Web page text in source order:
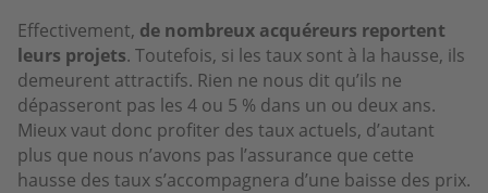
Effectivement, de nombreux acquéreurs reportent
leurs projets. Toutefois, si les taux sont à la hausse, ils
demeurent attractifs. Rien ne nous dit qu’ils ne
dépasseront pas les 4 ou 5 % dans un ou deux ans.
Mieux vaut donc profiter des taux actuels, d’autant
plus que nous n’avons pas l’assurance que cette
hausse des taux s’accompagnera d’une baisse des prix.